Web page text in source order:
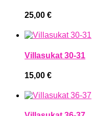
25,00 €
Villasukat 30-31
15,00 €